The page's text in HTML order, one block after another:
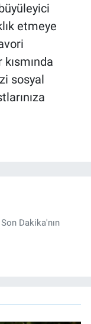
etmeye
sosyal
Dakika'nın